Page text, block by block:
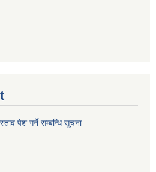
पेश गर्ने सम्बन्धि सूचना